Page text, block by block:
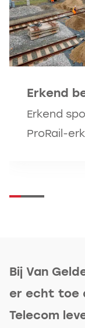
Erkend
Erkend
ProRail-
Bij Van
er echt toe
Telecom